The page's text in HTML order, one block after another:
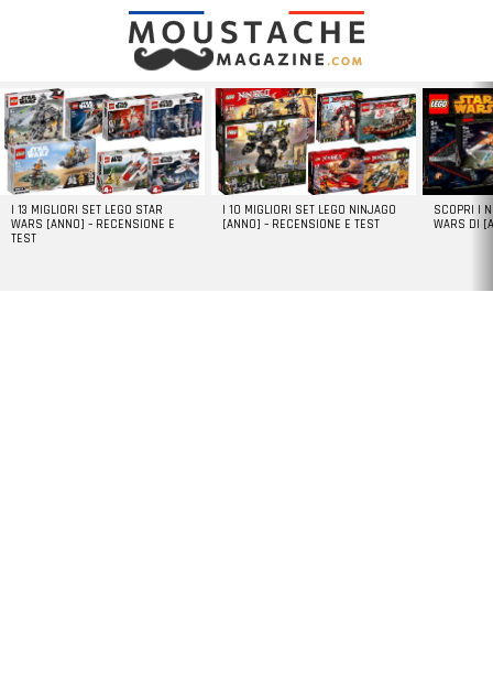
LATEST
STORIES
I 13 MIGLIORI SET LEGO STAR
WARS [ANNO] – RECENSIONE E
TEST
I 10 MIGLIORI SET LEGO NINJAGO
[ANNO] – RECENSIONE E TEST
SCOPRI I
WARS DI